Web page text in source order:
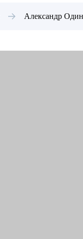
Александр